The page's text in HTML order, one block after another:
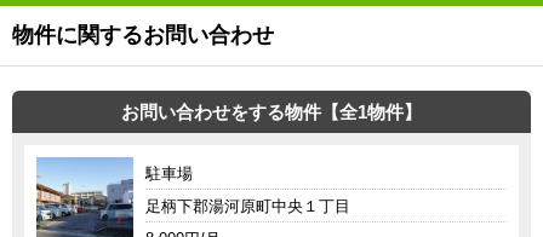
物件に関するお問い合わせ
お問い合わせをする物件【全1物件】
駐車場
足柄下郡湯河原町中央１丁目